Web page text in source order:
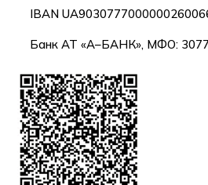
IBAN
Банк АТ «А–БАНК», МФО: